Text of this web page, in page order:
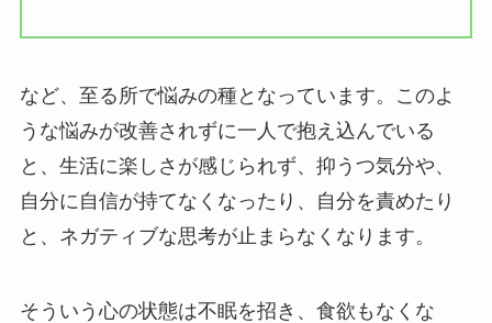
など、至る所で悩みの種となっています。このよ
うな悩みが改善されずに一人で抱え込んでいる
と、生活に楽しさが感じられず、抑うつ気分や、
自分に自信が持てなくなったり、自分を責めたり
と、ネガティブな思考が止まらなくなります。
そういう心の状態は不眠を招き、食欲もなくな